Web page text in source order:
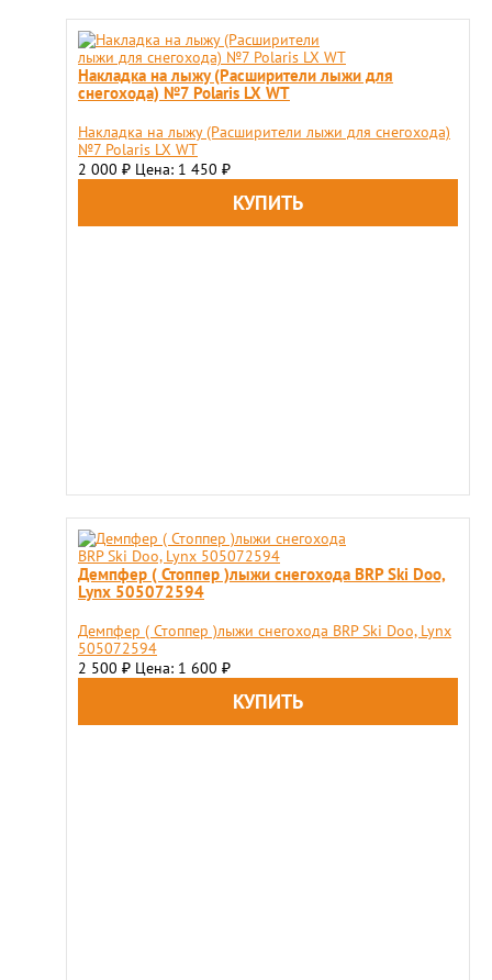
Накладка на лыжу (Расширители лыжи для
снегохода) №7 Polaris LX WT
Накладка на лыжу (Расширители лыжи для снегохода)
№7 Polaris LX WT
2 000 ₽ Цена: 1 450 ₽
Демпфер ( Стоппер )лыжи снегохода BRP Ski Doo,
Lynx 505072594
Демпфер ( Стоппер )лыжи снегохода BRP Ski Doo, Lynx
505072594
2 500 ₽ Цена: 1 600 ₽